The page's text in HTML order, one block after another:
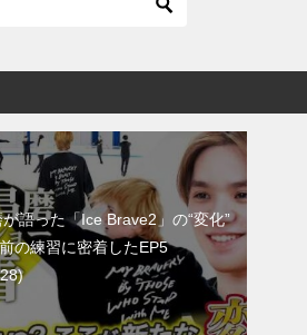
語った「Ice Brave2」の“変化”
の練習に密着したEP5